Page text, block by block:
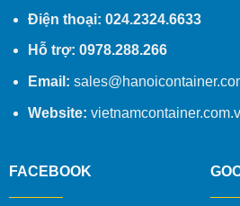
Điện thoại: 024.2324.6633
Hỗ trợ: 0978.288.266
Email:
Website:
FACEBOOK